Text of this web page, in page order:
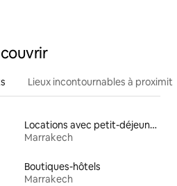
Lieux incontournables à
Locations avec petit-déjeuner
Marrakech
Boutiques-hôtels
Marrakech